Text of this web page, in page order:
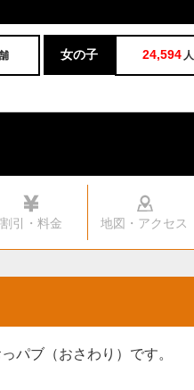
女の子 24,594 人
割引・料金 地図・アクセス
パブ（おさわり）です。